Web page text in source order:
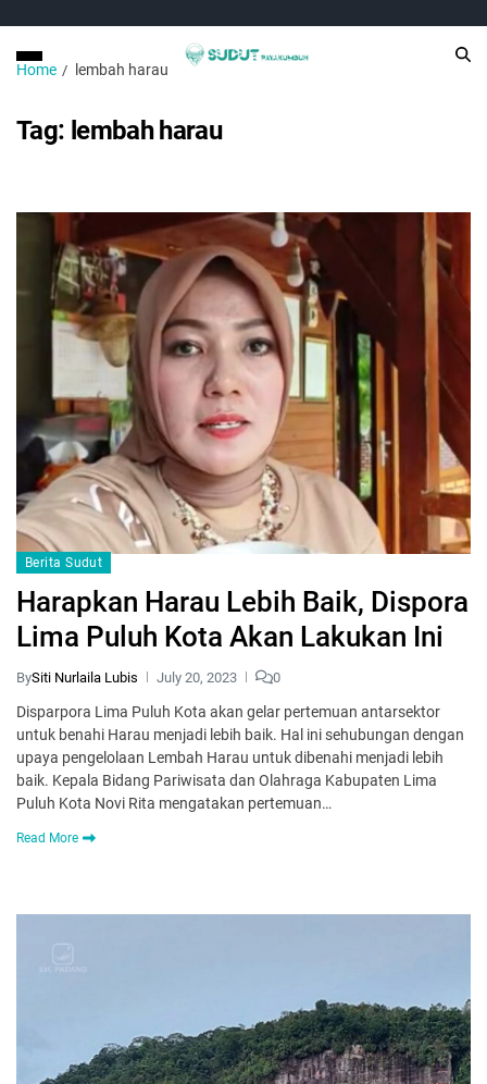
Home lembah harau
Tag: lembah harau
Berita Sudut
Harapkan Harau Lebih Baik, Dispora
Lima Puluh Kota Akan Lakukan Ini
BySiti Nurlaila Lubis July 20, 2023 0
Disparpora Lima Puluh Kota akan gelar pertemuan antarsektor
untuk benahi Harau menjadi lebih baik. Hal ini sehubungan dengan
upaya pengelolaan Lembah Harau untuk dibenahi menjadi lebih
baik. Kepala Bidang Pariwisata dan Olahraga Kabupaten Lima
Puluh Kota Novi Rita mengatakan pertemuan…
Read More